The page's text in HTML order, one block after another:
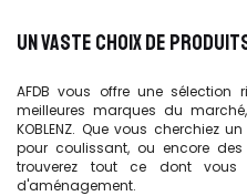
UN VASTE CHOIX DE
AFDB vous offre une sélection
meilleures marques du marché,
KOBLENZ. Que vous cherchiez
pour coulissant, ou encore
trouverez tout ce dont
d'aménagement.